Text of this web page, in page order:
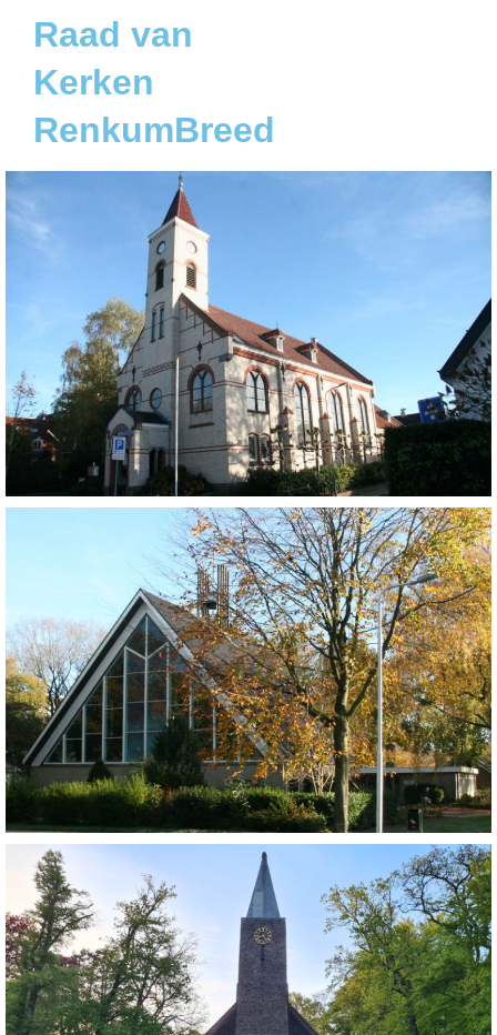
Raad van
Kerken
RenkumBreed